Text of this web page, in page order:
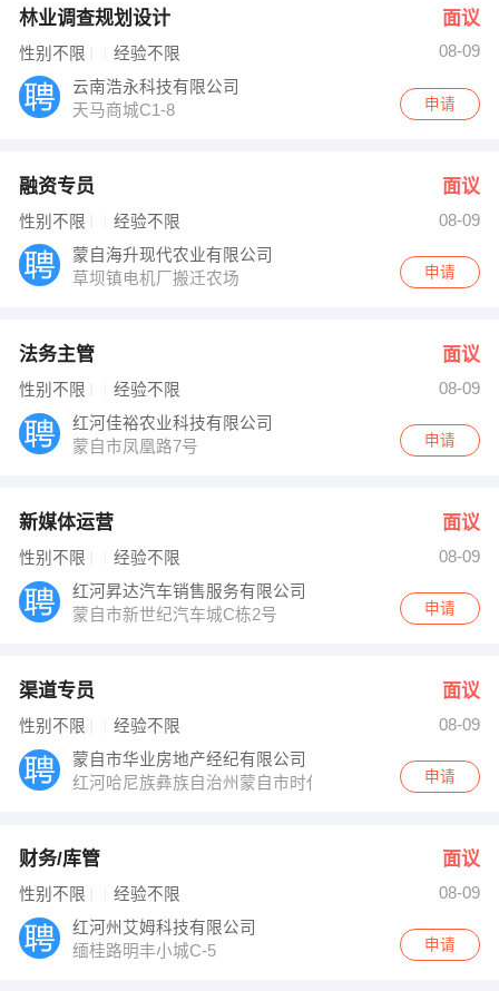
林业调查规划设计 面议
性别不限 经验不限
08-09
云南浩永科技有限公司
天马商城C1-8
申请
融资专员 面议
性别不限 经验不限
08-09
蒙自海升现代农业有限公司
草坝镇电机厂搬迁农场
申请
法务主管 面议
性别不限 经验不限
08-09
红河佳裕农业科技有限公司
蒙自市凤凰路7号
申请
新媒体运营 面议
性别不限 经验不限
08-09
红河昇达汽车销售服务有限公司
蒙自市新世纪汽车城C栋2号
申请
渠道专员 面议
性别不限 经验不限
08-09
蒙自市华业房地产经纪有限公司
红河哈尼族彝族自治州蒙自市时代天骄小区
申请
财务/库管 面议
性别不限 经验不限
08-09
红河州艾姆科技有限公司
缅桂路明丰小城C-5
申请